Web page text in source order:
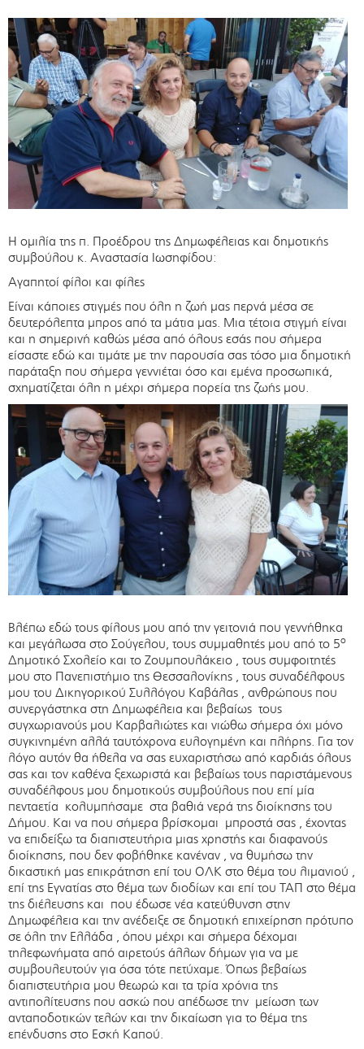
Η ομιλία της π. Προέδρου της Δημωφέλειας και δημοτικής
συμβούλου κ. Αναστασία Ιωσηφίδου:
Αγαπητοί φίλοι και φίλες
Είναι κάποιες στιγμές που όλη η ζωή μας περνά μέσα σε
δευτερόλεπτα μπρος από τα μάτια μας. Μια τέτοια στιγμή είναι
και η σημερινή καθώς μέσα από όλους εσάς που σήμερα
είσαστε εδώ και τιμάτε με την παρουσία σας τόσο μια δημοτική
παράταξη που σήμερα γεννιέται όσο και εμένα προσωπικά,
σχηματίζεται όλη η μέχρι σήμερα πορεία της ζωής μου.
Βλέπω εδώ τους φίλους μου από την γειτονιά που γεννήθηκα
και μεγάλωσα στο Σούγελου, τους συμμαθητές μου από το 5ο
Δημοτικό Σχολείο και το Ζουμπουλάκειο , τους συμφοιτητές
μου στο Πανεπιστήμιο της Θεσσαλονίκης , τους συναδέλφους
μου του Δικηγορικού Συλλόγου Καβάλας , ανθρώπους που
συνεργάστηκα στη Δημωφέλεια και βεβαίως τους
συγχωριανούς μου Καρβαλιώτες και νιώθω σήμερα όχι μόνο
συγκινημένη αλλά ταυτόχρονα ευλογημένη και πλήρης. Για τον
λόγο αυτόν θα ήθελα να σας ευχαριστήσω από καρδιάς όλους
σας και τον καθένα ξεχωριστά και βεβαίως τους παριστάμενους
συναδέλφους μου δημοτικούς συμβούλους που επί μία
πενταετία κολυμπήσαμε στα βαθιά νερά της διοίκησης του
Δήμου. Και να που σήμερα βρίσκομαι μπροστά σας , έχοντας
να επιδείξω τα διαπιστευτήρια μιας χρηστής και διαφανούς
διοίκησης, που δεν φοβήθηκε κανέναν , να θυμήσω την
δικαστική μας επικράτηση επί του ΟΛΚ στο θέμα του λιμανιού ,
επί της Εγνατίας στο θέμα των διοδίων και επί του ΤΑΠ στο θέμα
της διέλευσης και που έδωσε νέα κατεύθυνση στην
Δημωφέλεια και την ανέδειξε σε δημοτική επιχείρηση πρότυπο
σε όλη την Ελλάδα , όπου μέχρι και σήμερα δέχομαι
τηλεφωνήματα από αιρετούς άλλων δήμων για να με
συμβουλευτούν για όσα τότε πετύχαμε. Όπως βεβαίως
διαπιστευτήρια μου θεωρώ και τα τρία χρόνια της
αντιπολίτευσης που ασκώ που απέδωσε την μείωση των
ανταποδοτικών τελών και την δικαίωση για το θέμα της
επένδυσης στο Εσκή Καπού.